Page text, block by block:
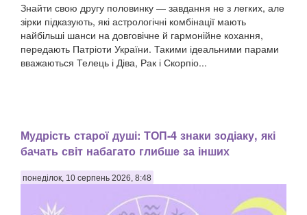
Знайти свою другу половинку — завдання не з легких, але
зірки підказують, які астрологічні комбінації мають
найбільші шанси на довговічне й гармонійне кохання,
передають Патріоти України. Такими ідеальними парами
вважаються Телець і Діва, Рак і Скорпіо...
Мудрість старої душі: ТОП-4 знаки зодіаку, які
бачать світ набагато глибше за інших
понеділок, 10 серпень 2026, 8:48